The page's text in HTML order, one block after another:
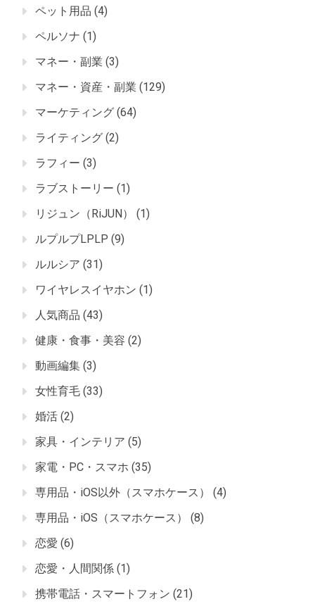
ペット用品 (4)
ペルソナ (1)
マネー・副業 (3)
マネー・資産・副業 (129)
マーケティング (64)
ライティング (2)
ラフィー (3)
ラブストーリー (1)
リジュン（RiJUN）
(1)
ルプルプLPLP (9)
ルルシア (31)
ワイヤレスイヤホン (1)
人気商品 (43)
健康・食事・美容 (2)
動画編集 (3)
女性育毛 (33)
婚活 (2)
家具・インテリア (5)
家電・PC・スマホ (35)
専用品・iOS以外（スマホケース）
(4)
専用品・iOS（スマホケース）
(8)
恋愛 (6)
恋愛・人間関係 (1)
携帯電話・スマートフォン (21)